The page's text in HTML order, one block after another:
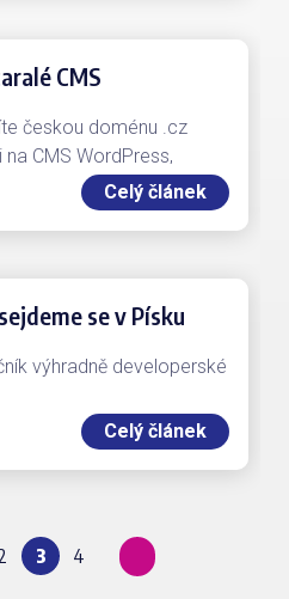
CMS
českou doménu .cz
CMS WordPress,
upozornění od CSIRT.CZ
Celý článek
se v Písku
výhradně developerské
centru v Písku….
Celý článek
2 3 4